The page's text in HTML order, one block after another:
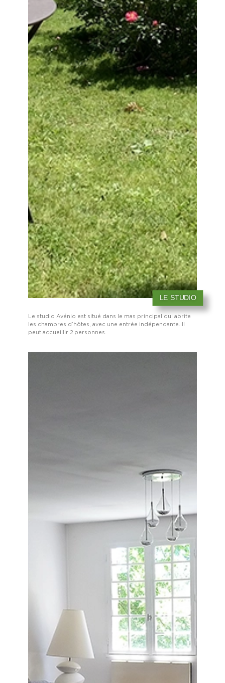
LE STUDIO
Le studio Avénio est situé dans le mas principal qui abrite
les chambres d’hôtes, avec une entrée indépendante. Il
peut accueillir 2 personnes.